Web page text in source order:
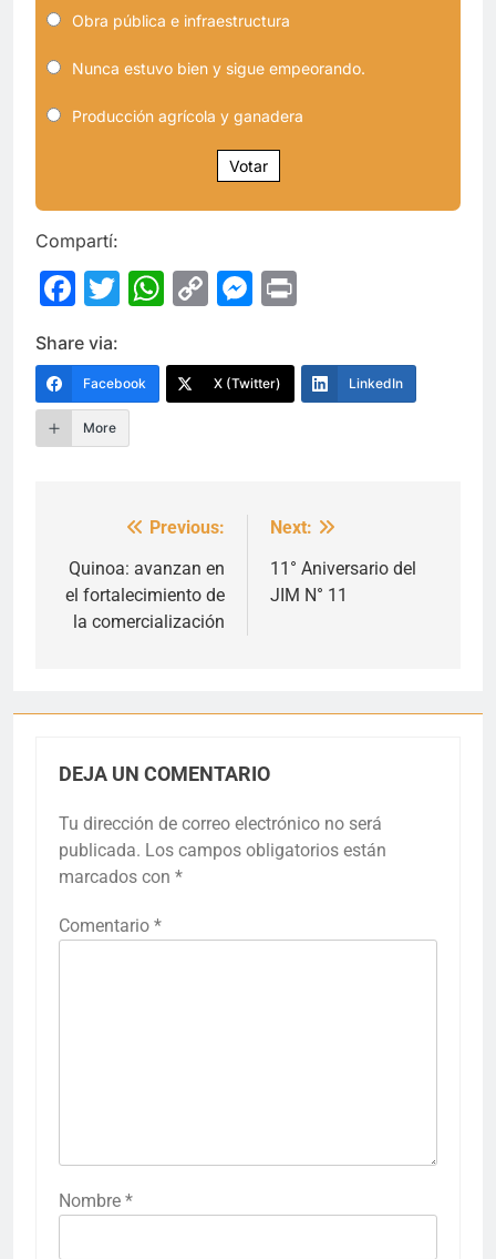
Obra pública e infraestructura
Nunca estuvo bien y sigue empeorando.
Producción agrícola y ganadera
Votar
Compartí:
Facebook
Twitter
WhatsApp
CopyMessenger
Share via:
Facebook X (Twitter) LinkedIn
More
Navegación
de
entradas
Previous:
Quinoa: avanzan en
el fortalecimiento de
la comercialización
Next:
11° Aniversario del
JIM N° 11
DEJA UN COMENTARIO
Tu dirección de correo electrónico no será
publicada. Los campos obligatorios están
marcados con *
Comentario *
Nombre *